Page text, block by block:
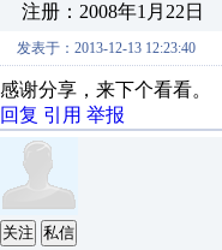
注册：2008年1月22日
发表于：2013-12-13 12:23:40
感谢分享，来下个看看。
回复 引用 举报
关注 私信